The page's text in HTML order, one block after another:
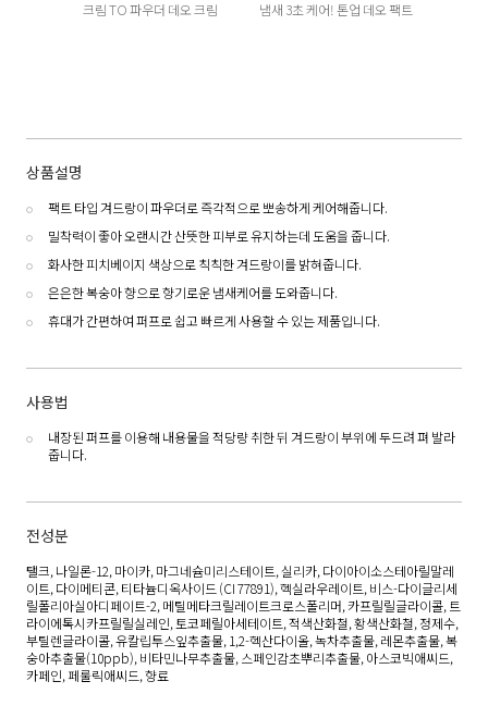
크림 TO 파우더 데오 크림
냄새 3초 케어! 톤업 데오 팩트
상품설명
팩트 타입 겨드랑이 파우더로 즉각적으로 뽀송하게 케어해줍니다.
밀착력이 좋아 오랜시간 산뜻한 피부로 유지하는데 도움을 줍니다.
화사한 피치베이지 색상으로 칙칙한 겨드랑이를 밝혀줍니다.
은은한 복숭아 향으로 향기로운 냄새케어를 도와줍니다.
휴대가 간편하여 퍼프로 쉽고 빠르게 사용할 수 있는 제품입니다.
사용법
내장된 퍼프를 이용해 내용물을 적당량 취한 뒤 겨드랑이 부위에 두드려 펴 발라
줍니다.
전성분
탤크, 나일론-12, 마이카, 마그네슘미리스테이트, 실리카, 다이아이소스테아릴말레
이트, 다이메티콘, 티타늄디옥사이드 (CI 77891), 헥실라우레이트, 비스-다이글리세
릴폴리아실아디페이트-2, 메틸메타크릴레이트크로스폴리머, 카프릴릴글라이콜, 트
라이에톡시카프릴릴실레인, 토코페릴아세테이트, 적색산화철, 황색산화철, 정제수,
부틸렌글라이콜, 유칼립투스잎추출물, 1,2-헥산다이올, 녹차추출물, 레몬추출물, 복
숭아추출물(10ppb), 비타민나무추출물, 스페인감초뿌리추출물, 아스코빅애씨드,
카페인, 페룰릭애씨드, 향료